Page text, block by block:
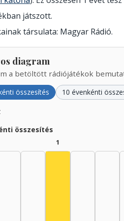
játszott.
társulata: Magyar Rádió.
diagram
a betöltött rádiójátékok
összesítés 10 évenkénti
összesítés
1